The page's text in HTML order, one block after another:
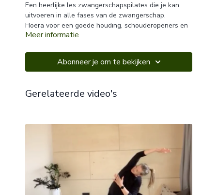
Een heerlijke les zwangerschapspilates die je kan
uitvoeren in alle fases van de zwangerschap.
Hoera voor een goede houding, schouderopeners en
versterking van de bovenrug. Eventuele nek- of
aanvoelen!
Ready, set, enjoy! :)
Meer informatie
Abonneer je om te bekijken
Gerelateerde video's